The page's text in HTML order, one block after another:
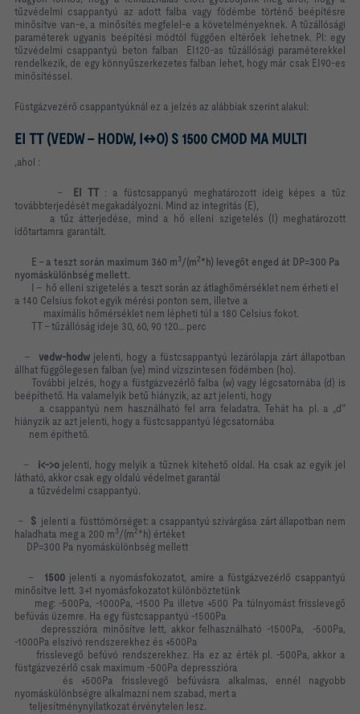
tűzvédelmi csappantyú az adott falba vagy födémbe történő beépítésre
minősítve van-e, a minősítés megfelel-e a követelményeknek. A tűzállósági
paraméterek ugyanis beépítési módtól függően eltérőek lehetnek. Pl: egy
tűzvédelmi csappantyú beton falban EI120-as tűzállósági paraméterekkel
rendelkezik, de egy könnyűszerkezetes falban lehet, hogy már csak EI90-es
minősítéssel.
Füstgázvezérő csappantyúknál ez a jelzés az alábbiak szerint alakul:
EI TT (VEDW - HODW, I↔O) S 1500 CMOD MA MULTI
,ahol :
EI TT: a füstcsappanyú meghatározott ideig képes a tűz
továbbterjedését megakadályozni. Mind az integritás (E),
a tűz átterjedése, mind a hő elleni szigetelés (I) meghatározott
időtartamra garantált.
E – a teszt során maximum 360 m3/(m2*h) levegőt enged át DP=300 Pa
nyomáskülönbség mellett.
I – hő elleni szigetelés a teszt során az átlaghőmérséklet nem érheti el
a 140 Celsius fokot egyik mérési ponton sem, illetve a
maximális hőmérséklet nem lépheti túl a 180 Celsius fokot.
TT – tűzállóság ideje 30, 60, 90 120… perc
vedw-hodw jelenti, hogy a füstcsappantyú lezárólapja zárt állapotban
állhat függőlegesen falban (ve) mind vízszintesen födémben (ho).
További jelzés, hogy a füstgázvezérlő falba (w) vagy légcsatornába (d) is
beépíthető. Ha valamelyik betű hiányzik, az azt jelenti, hogy
a csappantyú nem használható fel arra feladatra. Tehát ha pl. a „d"
hiányzik az azt jelenti, hogy a füstcsappantyú légcsatornába
nem építhető.
i<->ojelenti, hogy melyik a tűznek kitehető oldal. Ha csak az egyik jel
látható, akkor csak egy oldalú védelmet garantál
a tűzvédelmi csappantyú.
Sjelenti a füsttömörséget: a csappantyú szivárgása zárt állapotban nem
haladhata meg a 200 m3/(m2*h) értéket
DP=300 Pa nyomáskülönbség mellett
1500 jelenti a nyomásfokozatot, amire a füstgázvezérlő csappantyú
minősítve lett. 3+1 nyomásfokozatot különböztetünk
meg: -500Pa, -1000Pa, -1500 Pa illetve +500 Pa túlnyomást frisslevegő
befúvás üzemre. Ha egy füstcsappantyú -1500Pa
depresszióra minősítve lett, akkor felhasználható -1500Pa, -500Pa,
-1000Pa elszívó rendszerekhez és +500Pa
frisslevegő befúvó rendszerekhez. Ha ez az érték pl. -500Pa, akkor a
füstgázvezérlő csak maximum -500Pa depresszióra
és +500Pa frisslevegő befúvásra alkalmas, ennél nagyobb
nyomáskülönbségre alkalmazni nem szabad, mert a
teljesítménynyilatkozat érvénytelen lesz.